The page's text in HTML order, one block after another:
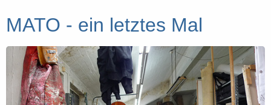
MATO - ein letztes Mal